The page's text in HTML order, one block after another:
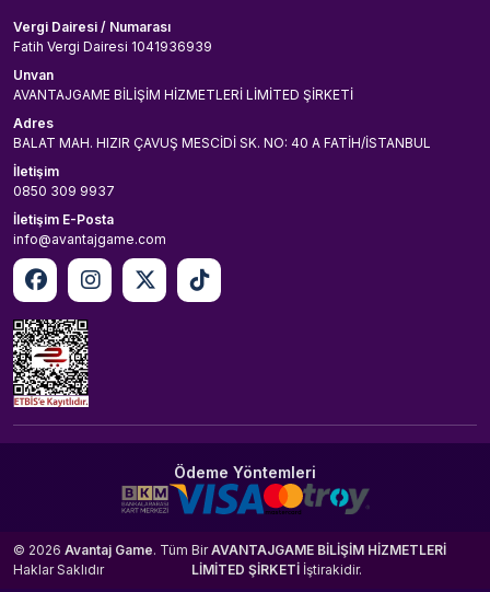
Vergi Dairesi / Numarası
Fatih Vergi Dairesi 1041936939
Unvan
AVANTAJGAME BİLİŞİM HİZMETLERİ LİMİTED ŞİRKETİ
Adres
BALAT MAH. HIZIR ÇAVUŞ MESCİDİ SK. NO: 40 A FATİH/İSTANBUL
İletişim
0850 309 9937
İletişim E-Posta
info@avantajgame.com
Ödeme Yöntemleri
© 2026 Avantaj Game. Tüm
Haklar Saklıdır
BirAVANTAJGAME BİLİŞİM HİZMETLERİ
LİMİTED ŞİRKETİ İştirakidir.